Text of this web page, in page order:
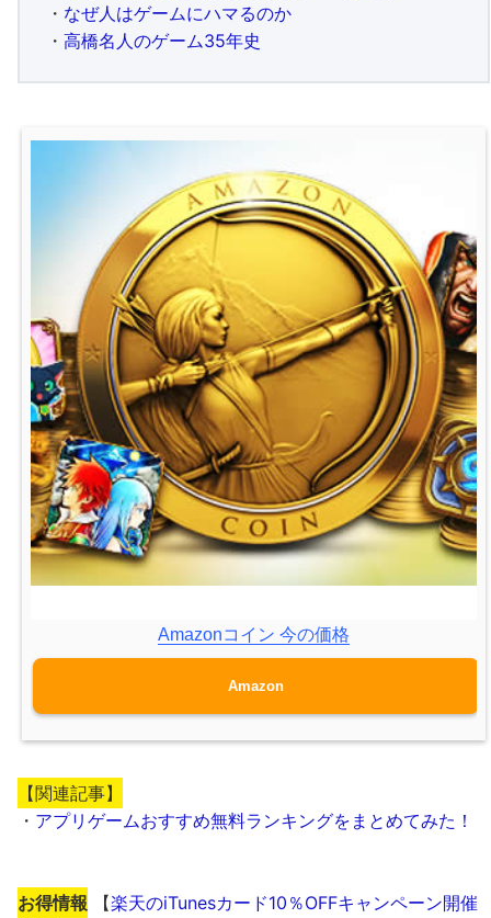
・ なぜ人はゲームにハマるのか
・ 高橋名人のゲーム35年史
Amazonコイン 今の価格
Amazon
【関連記事】
・ アプリゲームおすすめ無料ランキングをまとめてみた！
お得情報 【楽天のiTunesカード10％OFFキャンペーン開催